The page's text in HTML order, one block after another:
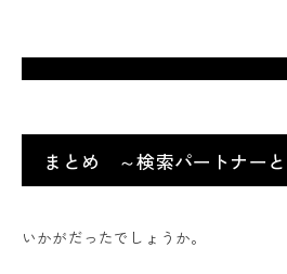
まとめ ～検索パートナー
いかがだったでしょうか。